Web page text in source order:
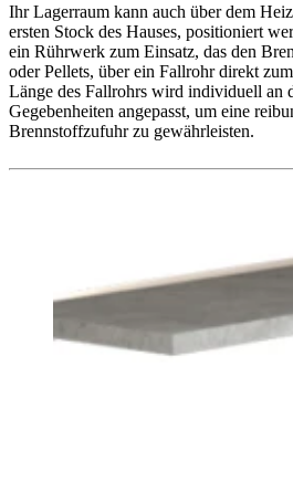
Ihr Lagerraum kann auch über dem
ersten Stock des Hauses, positioniert
ein Rührwerk zum Einsatz, das den
oder Pellets, über ein Fallrohr direkt
Länge des Fallrohrs wird individuell an
Gegebenheiten angepasst, um eine
Brennstoffzufuhr zu gewährleisten.